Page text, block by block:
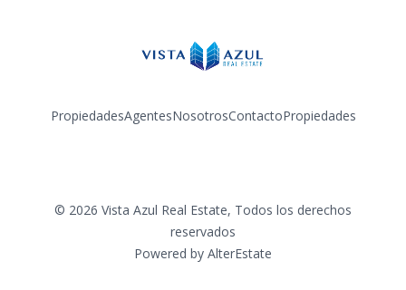
PropiedadesAgentesNosotrosContactoPropiedades
© 2026 Vista Azul Real Estate, Todos los derechos
reservados
Powered by AlterEstate